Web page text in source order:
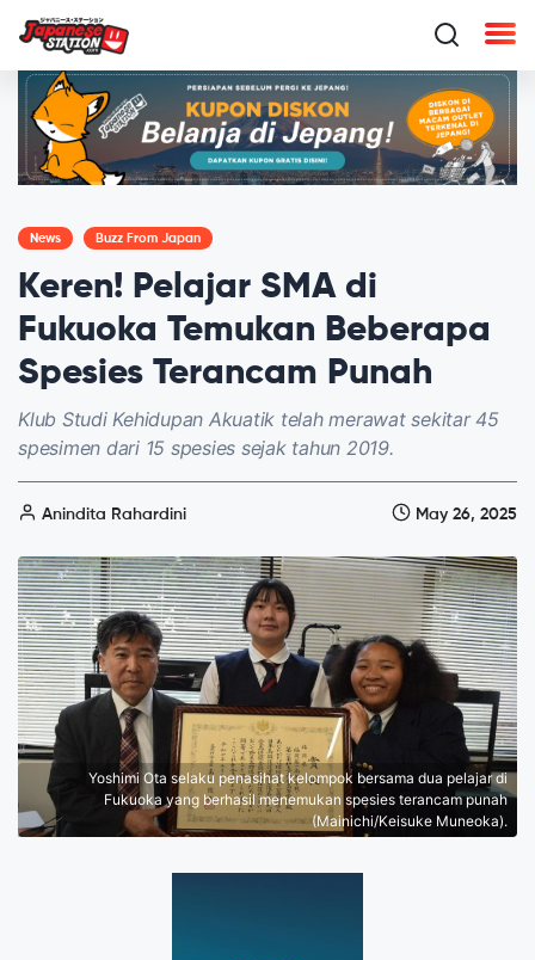
News Buzz From Japan
Keren! Pelajar SMA di
Fukuoka Temukan Beberapa
Spesies Terancam Punah
Klub Studi Kehidupan Akuatik telah merawat sekitar 45
spesimen dari 15 spesies sejak tahun 2019.
Anindita Rahardini May 26, 2025
Yoshimi Ota selaku penasihat kelompok bersama dua pelajar di
Fukuoka yang berhasil menemukan spesies terancam punah
(Mainichi/Keisuke Muneoka).